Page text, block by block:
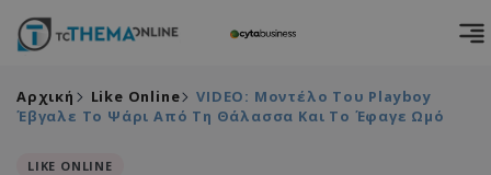
Αρχική Like Online
VIDEO: Μοντέλο Του Playboy
Έβγαλε Το Ψάρι Από Τη Θάλασσα Και Το Έφαγε Ωμό
LIKE ONLINE